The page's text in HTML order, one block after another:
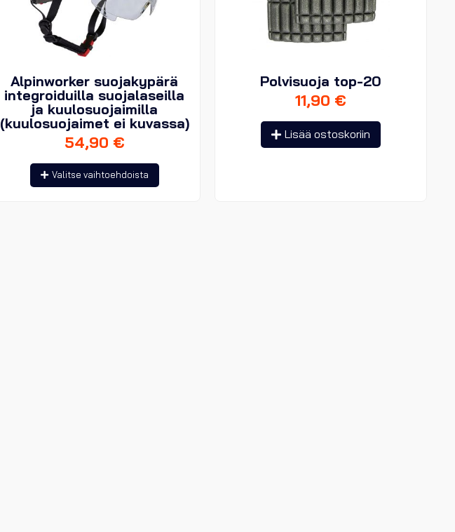
Alpinworker suojakypärä
integroiduilla suojalaseilla
ja kuulosuojaimilla
(kuulosuojaimet ei kuvassa)
54,90 €
Valitse vaihtoehdoista
Tällä
tuotteella
Polvisuoja top-20
11,90 €
Lisää ostoskoriin